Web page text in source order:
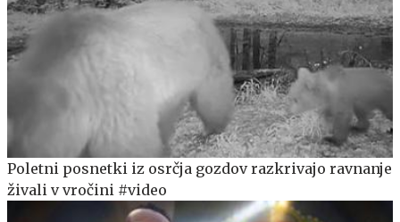
Poletni posnetki iz osrčja gozdov razkrivajo ravnanje
živali v vročini #video